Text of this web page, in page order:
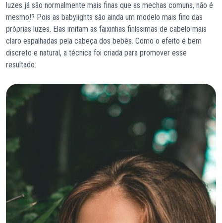
luzes já são normalmente mais finas que as mechas comuns, não é
mesmo!? Pois as babylights são ainda um modelo mais fino das
próprias luzes. Elas imitam as faixinhas finíssimas de cabelo mais
claro espalhadas pela cabeça dos bebês. Como o efeito é bem
discreto e natural, a técnica foi criada para promover esse
resultado.